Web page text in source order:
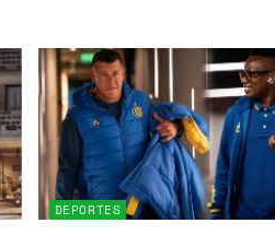
DEPORTES